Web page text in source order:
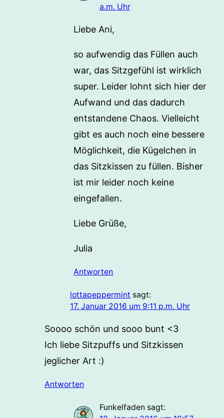
a.m. Uhr
Liebe Ani,
so aufwendig das Füllen auch
war, das Sitzgefühl ist wirklich
super. Leider lohnt sich hier der
Aufwand und das dadurch
entstandene Chaos. Vielleicht
gibt es auch noch eine bessere
Möglichkeit, die Kügelchen in
das Sitzkissen zu füllen. Bisher
ist mir leider noch keine
eingefallen.
Liebe Grüße,
Julia
Antworten
lottapeppermint sagt:
17. Januar 2016 um 9:11 p.m. Uhr
Soooo schön und sooo bunt <3
Ich liebe Sitzpuffs und Sitzkissen
jeglicher Art :)
Antworten
Funkelfaden sagt: